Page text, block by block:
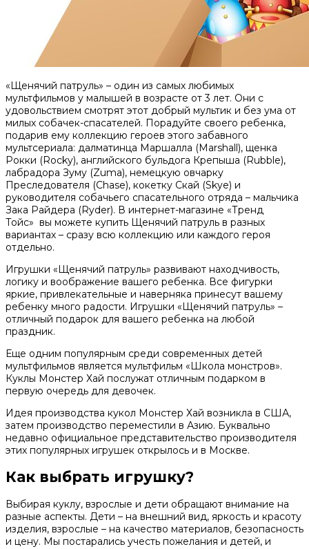
«Щенячий патруль» – один из самых любимых
мультфильмов у малышей в возрасте от 3 лет. Они с
удовольствием смотрят этот добрый мультик и без ума от
милых собачек-спасателей. Порадуйте своего ребенка,
подарив ему коллекцию героев этого забавного
мультсериала: далматинца Маршалла (Marshall), щенка
Рокки (Rocky), английского бульдога Крепыша (Rubble),
лабрадора Зуму (Zuma), немецкую овчарку
Преследователя (Chase), кокетку Скай (Skye) и
руководителя собачьего спасательного отряда – мальчика
Зака Райдера (Ryder). В интернет-магазине «Тренд
Тойс» вы можете купить Щенячий патруль в разных
вариантах – сразу всю коллекцию или каждого героя
отдельно.
Игрушки «Щенячий патруль» развивают находчивость,
логику и воображение вашего ребенка. Все фигурки
яркие, привлекательные и наверняка принесут вашему
ребенку много радости. Игрушки «Щенячий патруль» –
отличный подарок для вашего ребенка на любой
праздник.
Еще одним популярным среди современных детей
мультфильмов является мультфильм «Школа монстров».
Куклы Монстер Хай послужат отличным подарком в
первую очередь для девочек.
Идея производства кукол Монстер Хай возникла в США,
затем производство переместили в Азию. Буквально
недавно официальное представительство производителя
этих популярных игрушек открылось и в Москве.
Как выбрать игрушку?
Выбирая куклу, взрослые и дети обращают внимание на
разные аспекты. Дети – на внешний вид, яркость и красоту
изделия, взрослые – на качество материалов, безопасность
и цену. Мы постарались учесть пожелания и детей, и